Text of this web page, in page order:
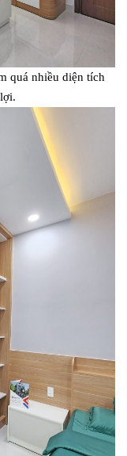
quá nhiều diện tích